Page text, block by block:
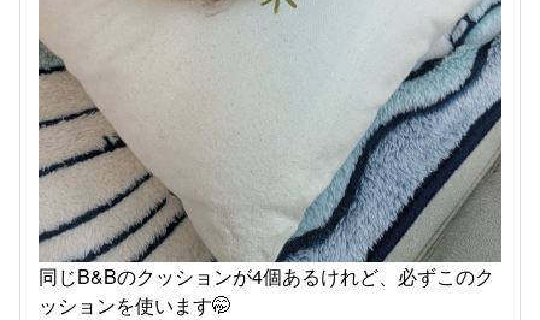
同じB&Bのクッションが4個あるけれど、必ずこのク
ッションを使います🤭